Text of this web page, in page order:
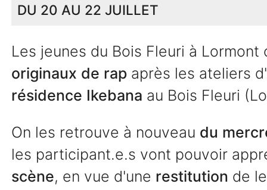
DU 20 AU 22 JUILLET
Les jeunes du Bois Fleuri à
originaux de rapaprès les ateliers
résidence Ikebana au Bois Fleuri
On les retrouve à nouveau du
les participant.e.s vont pouvoir
scène, en vue d'une restitution de